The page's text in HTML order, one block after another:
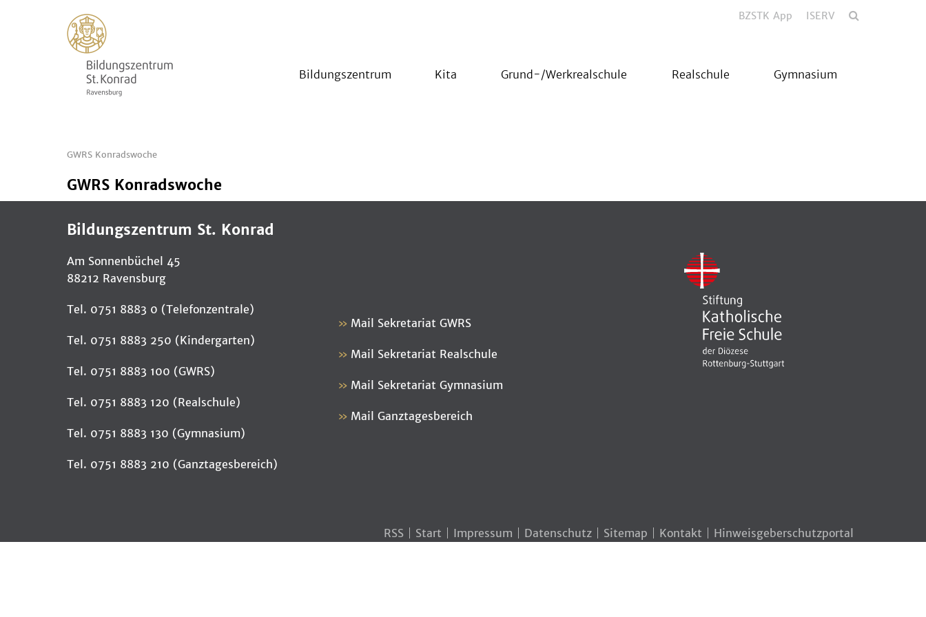
BZSTK App ISERV
Bildungszentrum Kita Grund-/Werkrealschule Realschule Gymnasium
GWRS Konradswoche
GWRS Konradswoche
Bildungszentrum St. Konrad
Am Sonnenbüchel 45
88212 Ravensburg
Tel. 0751 8883 0 (Telefonzentrale)
Tel. 0751 8883 250 (Kindergarten)
Tel. 0751 8883 100 (GWRS)
Tel. 0751 8883 120 (Realschule)
Tel. 0751 8883 130 (Gymnasium)
Tel. 0751 8883 210 (Ganztagesbereich)
Mail Sekretariat GWRS
Mail Sekretariat Realschule
Mail Sekretariat Gymnasium
Mail Ganztagesbereich
RSS Start Impressum Datenschutz Sitemap Kontakt Hinweisgeberschutzportal